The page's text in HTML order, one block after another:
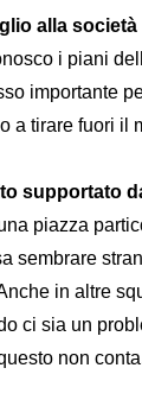
alla
i piani
importante
a tirare fuori il
supportato
piazza
sembrare
in altre
ci sia un
non